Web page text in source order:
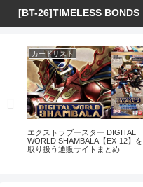
[BT-26]TIMELESS BONDS
カードリスト
エクストラブースター DIGITAL
WORLD SHAMBALA【EX-12】を
取り扱う通販サイトまとめ